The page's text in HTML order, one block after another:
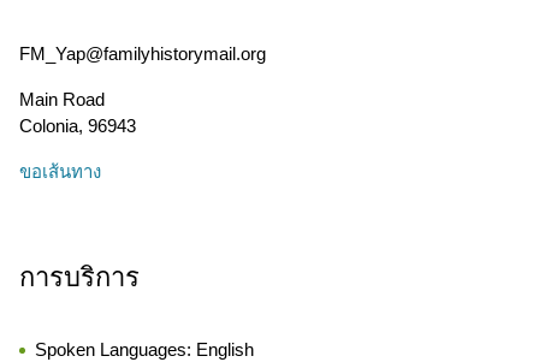
FM_Yap@familyhistorymail.org
Main Road
Colonia, 96943
ขอเส้นทาง
การบริการ
Spoken Languages: English